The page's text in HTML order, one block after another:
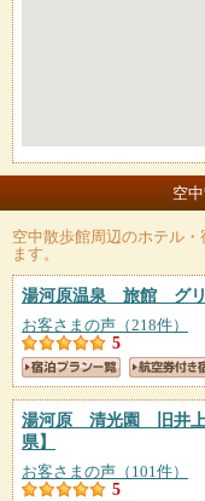
空
空中散歩館周辺のホテル
ます。
湯河原温泉 旅館 グ
お客さまの声（218件）
5
湯河原 清光園 旧井上
県】
お客さまの声（101件）
5